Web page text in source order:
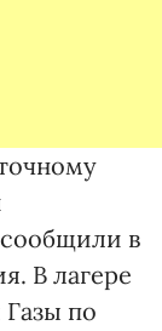
сообщили в
В лагере
Газы по